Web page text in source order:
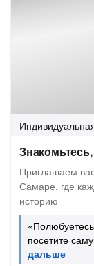
Приглашаем
Самаре, где
историю
«Полюбуетесь
посетите